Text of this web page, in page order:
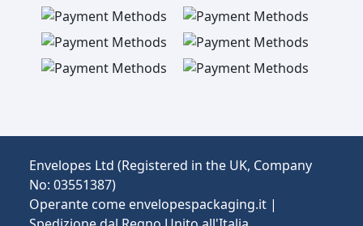
Envelopes Ltd (Registered in the UK, Company
No: 03551387)
Operante come envelopespackaging.it |